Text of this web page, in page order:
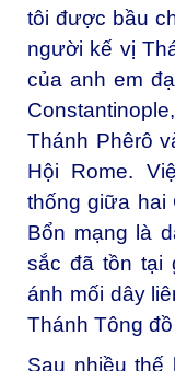
tôi được bầu
người kế vị
của anh em
Thánh Phêrô
Hội Rome.
thống giữa hai
Bổn mạng là
sắc đã tồn tại
ánh mối dây
Thánh Tông
Sau nhiều thế